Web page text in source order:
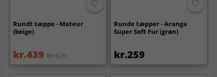
Rundt tæppe - Mateur
(beige)
kr.439 kr.629
Runde tæpper - Aranga
Super Soft Fur (grøn)
kr.259